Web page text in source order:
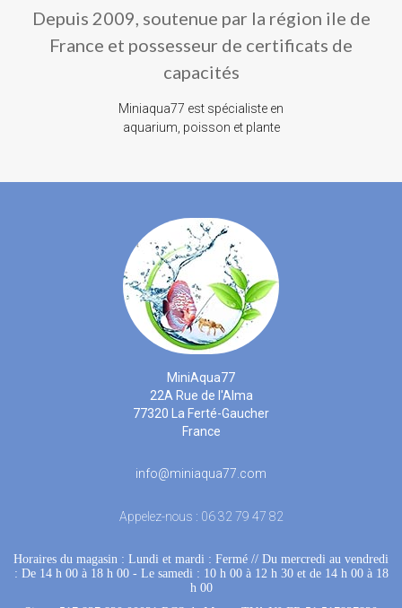
Depuis 2009, soutenue par la région ile de
France et possesseur de certificats de
capacités
Miniaqua77 est spécialiste en
aquarium, poisson et plante
MiniAqua77
22A Rue de l'Alma
77320 La Ferté-Gaucher
France
info@miniaqua77.com
Appelez-nous : 06 32 79 47 82
Horaires du magasin : Lundi et mardi : Fermé // Du mercredi au vendredi
: De 14 h 00 à 18 h 00 - Le samedi : 10 h 00 à 12 h 30 et de 14 h 00 à 18
h 00